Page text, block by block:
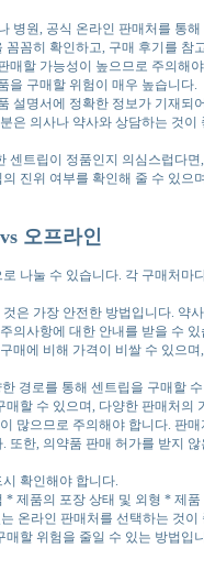
병원, 공식 온라인 판매처를 통
꼼히 확인하고, 구매 후기를 참
할 가능성이 높으므로 주의해
을 구매할 위험이 매우 높습니다.
설명서에 정확한 정보가 기재되
은 의사나 약사와 상담하는 것이
센트립이 정품인지 의심스럽다
진위 여부를 확인해 줄 수 있으
오프라인
나눌 수 있습니다. 각 구매처마
은 가장 안전한 방법입니다. 약
의사항에 대한 안내를 받을 수
매에 비해 가격이 비쌀 수 있으
경로를 통해 센트립을 구매할
할 수 있으며, 다양한 판매처의
많으므로 주의해야 합니다. 판매
한, 의약품 판매 허가를 받지
확인해야 합니다.
제품의 포장 상태 및 외형 * 제
온라인 판매처를 선택하는 것
할 위험을 줄일 수 있는 방법입